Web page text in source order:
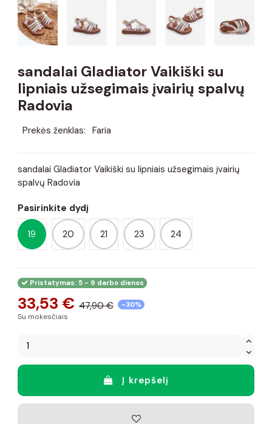
sandalai Gladiator Vaikiški su
lipniais užsegimais įvairių spalvų
Radovia
Prekės ženklas: Faria
sandalai Gladiator Vaikiški su lipniais užsegimais įvairių
spalvų Radovia
Pasirinkite dydį
19 20 21 23 24
Pristatymas: 5 - 9 darbo dienos
33,53 € 47,90 € -30%
Su mokesčiais
Į krepšelį